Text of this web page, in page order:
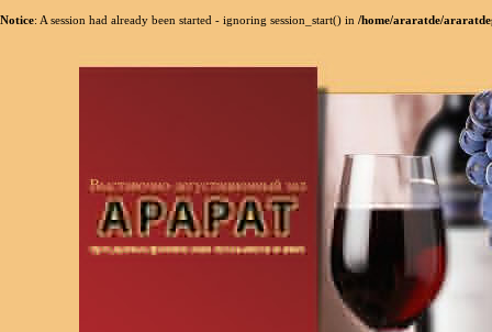
Notice: A session had already been started - ignoring session_start() in /home/araratde/